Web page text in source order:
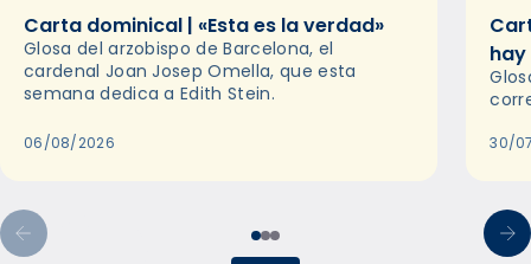
Carta dominical | «Esta es la verdad»
Glosa del arzobispo de Barcelona, el
cardenal Joan Josep Omella, que esta
semana dedica a Edith Stein.
06/08/2026 30/